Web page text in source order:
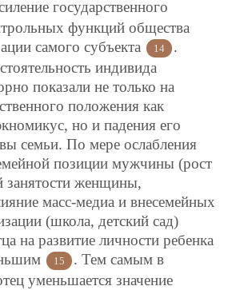
государственного
функций общества
самого субъекта
14
.
индивида
показали не только на
положения как
но и падения его
семьи. По мере ослабления
позиции мужчины (рост
занятости женщины,
масс-медиа и внесемейных
(школа, детский сад)
на развитие личности ребенка
15
. Тем самым в
уменьшается значение